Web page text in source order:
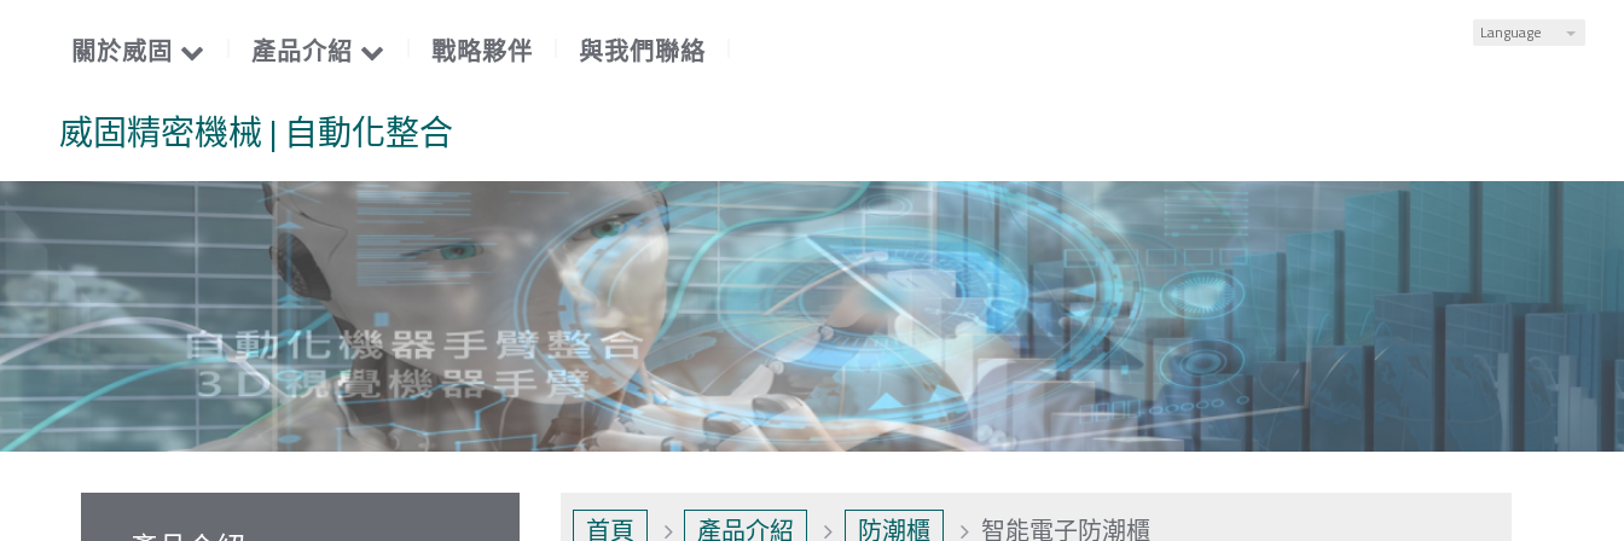
Language
威固精密機械 | 自動化整合
關於威固 產品介紹 戰略夥伴 與我們聯絡
首頁 產品介紹 防潮櫃 智能電子防潮櫃